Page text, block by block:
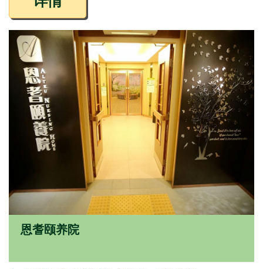
恩耆颐养院